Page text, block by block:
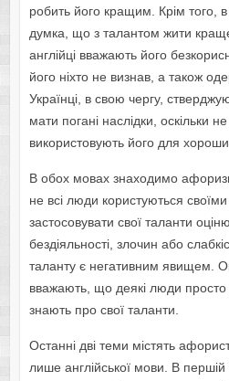
робить його кращим. Крім того, в
думка, що з талантом жити
англійці вважають його
його ніхто не визнав, а також
Українці, в свою чергу,
мати погані наслідки, оскільки
використовують його для
В обох мовах знаходимо
не всі люди користуються
застосовувати свої таланти
бездіяльності, злочин або
таланту є негативним явищем.
вважають, що деякі люди
знають про свої таланти.
Останні дві теми містять
лише англійської мови. В